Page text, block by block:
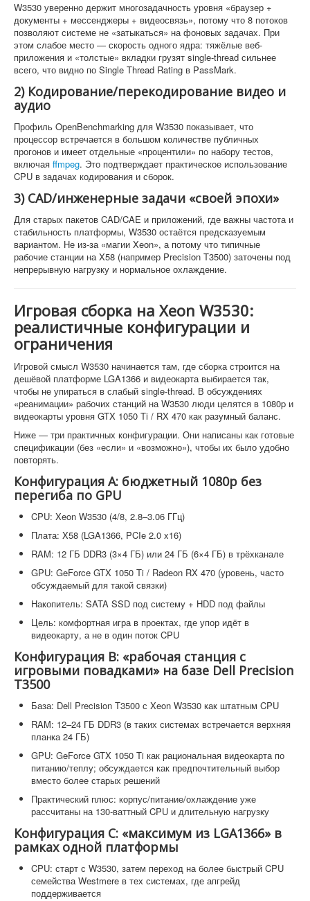
W3530 уверенно держит многозадачность уровня «браузер +
документы + мессенджеры + видеосвязь», потому что 8 потоков
позволяют системе не «затыкаться» на фоновых задачах. При
этом слабое место — скорость одного ядра: тяжёлые веб-
приложения и «толстые» вкладки грузят single-thread сильнее
всего, что видно по Single Thread Rating в PassMark.
2) Кодирование/перекодирование видео и
аудио
Профиль OpenBenchmarking для W3530 показывает, что
процессор встречается в большом количестве публичных
прогонов и имеет отдельные «процентили» по набору тестов,
включая ffmpeg. Это подтверждает практическое использование
CPU в задачах кодирования и сборок.
3) CAD/инженерные задачи «своей эпохи»
Для старых пакетов CAD/CAE и приложений, где важны частота и
стабильность платформы, W3530 остаётся предсказуемым
вариантом. Не из-за «магии Xeon», а потому что типичные
рабочие станции на X58 (например Precision T3500) заточены под
непрерывную нагрузку и нормальное охлаждение.
Игровая сборка на Xeon W3530:
реалистичные конфигурации и
ограничения
Игровой смысл W3530 начинается там, где сборка строится на
дешёвой платформе LGA1366 и видеокарта выбирается так,
чтобы не упираться в слабый single-thread. В обсуждениях
«реанимации» рабочих станций на W3530 люди целятся в 1080p и
видеокарты уровня GTX 1050 Ti / RX 470 как разумный баланс.
Ниже — три практичных конфигурации. Они написаны как готовые
спецификации (без «если» и «возможно»), чтобы их было удобно
повторять.
Конфигурация A: бюджетный 1080p без
перегиба по GPU
CPU: Xeon W3530 (4/8, 2.8–3.06 ГГц)
Плата: X58 (LGA1366, PCIe 2.0 x16)
RAM: 12 ГБ DDR3 (3×4 ГБ) или 24 ГБ (6×4 ГБ) в трёхканале
GPU: GeForce GTX 1050 Ti / Radeon RX 470 (уровень, часто
обсуждаемый для такой связки)
Накопитель: SATA SSD под систему + HDD под файлы
Цель: комфортная игра в проектах, где упор идёт в
видеокарту, а не в один поток CPU
Конфигурация B: «рабочая станция с
игровыми повадками» на базе Dell Precision
T3500
База: Dell Precision T3500 с Xeon W3530 как штатным CPU
RAM: 12–24 ГБ DDR3 (в таких системах встречается верхняя
планка 24 ГБ)
GPU: GeForce GTX 1050 Ti как рациональная видеокарта по
питанию/теплу; обсуждается как предпочтительный выбор
вместо более старых решений
Практический плюс: корпус/питание/охлаждение уже
рассчитаны на 130-ваттный CPU и длительную нагрузку
Конфигурация C: «максимум из LGA1366» в
рамках одной платформы
CPU: старт с W3530, затем переход на более быстрый CPU
семейства Westmere в тех системах, где апгрейд
поддерживается